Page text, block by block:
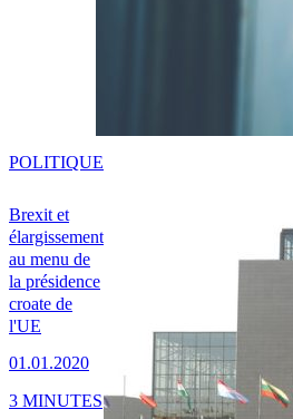
Brexit et
élargissement
au menu de
la présidence
croate de
l'UE
01.01.2020
POLITIQUE
3 MINUTES